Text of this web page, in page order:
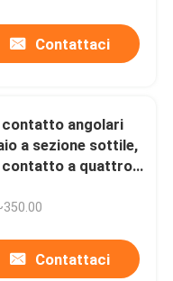
Contattaci
angolari
a sezione sottile,
contatto a quattro
Contattaci